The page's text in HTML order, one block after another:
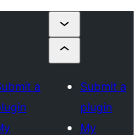
a
Submit a
plugin
My